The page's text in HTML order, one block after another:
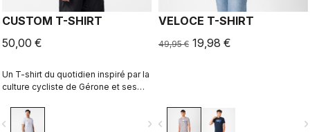
CUSTOM T-SHIRT
50,00 €
Un T-shirt du quotidien inspiré par la
culture cycliste de Gérone et ses
collaboration avec R-A/D.
navigate_next
VELOCE T-SHIRT
49,95 € 19,98 €
navigate_before